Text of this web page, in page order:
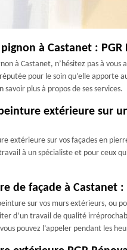
à Castanet :
à Castanet, n’hésitez pas à
pour le soin qu’elle apporte
plus à propos de ses services.
extérieure sur
extérieure sur vos façades en
à un spécialiste et pour ceux
de façade à Castanet
sur vos murs extérieurs, ou
d’un travail de qualité
pouvez l’appeler pendant les